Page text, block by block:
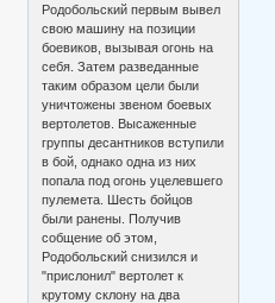
Родобольский первым вывел
свою машину на позиции
боевиков, вызывая огонь на
себя. Затем разведанные
таким образом цели были
уничтожены звеном боевых
вертолетов. Высаженные
группы десантников вступили
в бой, однако одна из них
попала под огонь уцелевшего
пулемета. Шесть бойцов
были ранены. Получив
собщение об этом,
Родобольский снизился и
"прислонил" вертолет к
крутому склону на два